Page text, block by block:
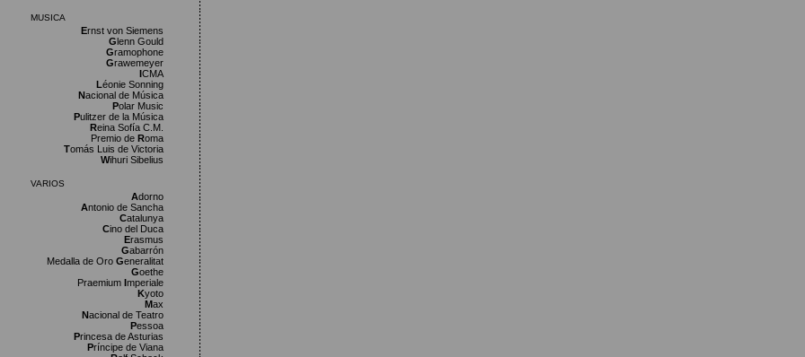
MUSICA
Ernst von Siemens
Glenn Gould
Gramophone
Grawemeyer
ICMA
Léonie Sonning
Nacional de Música
Polar Music
Pulitzer de la Música
Reina Sofía C.M.
Premio de Roma
Tomás Luis de Victoria
Wihuri Sibelius
VARIOS
Adorno
Antonio de Sancha
Catalunya
Cino del Duca
Erasmus
Gabarrón
Medalla de Oro Generalitat
Goethe
Praemium Imperiale
Kyoto
Max
Nacional de Teatro
Pessoa
Princesa de Asturias
Príncipe de Viana